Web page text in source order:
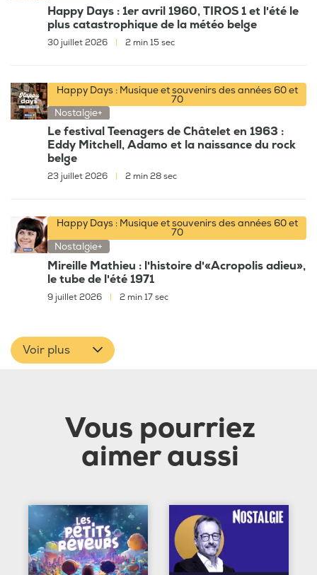
Happy Days : 1er avril 1960, TIROS 1 et l'été le
plus catastrophique de la météo belge
30 juillet 2026 2 min 15 sec
Happy Days : Musique et souvenirs des années 60 et
70
Nostalgie+
Le festival Teenagers de Châtelet en 1963 :
Eddy Mitchell, Adamo et la naissance du rock
belge
23 juillet 2026 2 min 28 sec
Happy Days : Musique et souvenirs des années 60 et
70
Nostalgie+
Mireille Mathieu : l'histoire d'«Acropolis adieu»,
le tube de l'été 1971
9 juillet 2026 2 min 17 sec
Voir plus
Vous pourriez
aimer aussi